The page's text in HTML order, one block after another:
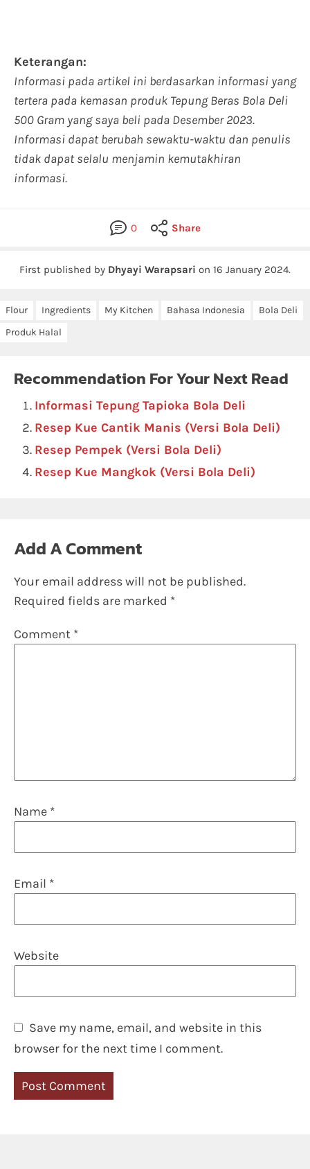
Keterangan:
Informasi pada artikel ini berdasarkan informasi yang
tertera pada kemasan produk Tepung Beras Bola Deli
500 Gram yang saya beli pada Desember 2023.
Informasi dapat berubah sewaktu-waktu dan penulis
tidak dapat selalu menjamin kemutakhiran
informasi.
0 Share
First published by Dhyayi Warapsari on 16 January 2024.
Flour Ingredients My Kitchen Bahasa Indonesia
Bola Deli
Produk Halal
Recommendation For Your Next Read
Informasi Tepung Tapioka Bola Deli
Resep Kue Cantik Manis (Versi Bola Deli)
Resep Pempek (Versi Bola Deli)
Resep Kue Mangkok (Versi Bola Deli)
Add A Comment
Your email address will not be published.
Required fields are marked *
Comment *
Name *
Email *
Website
Save my name, email, and website in this
browser for the next time I comment.